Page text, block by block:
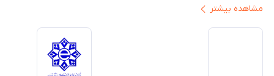
ایران ارائه دهیم. تبدیل‌شدن به مرجعی قابل اعتماد برای خرید کالای دیجیتال،
خدمات و به‌روزرسانی مداوم محصولات، مسیر ما را روشن‌تر می‌کند. ما باور
داریم آینده بازار دیجیتال متعلق به کسب‌وکارهایی است که صداقت و شفافیت
را در اولویت قرار می‌دهند. گوشی آنلاین با تکیه بر تجربه و تخصص، با قدرت به
مشاهده بیشتر